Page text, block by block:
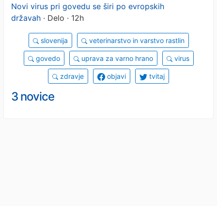
Novi virus pri govedu se širi po evropskih
državah · Delo · 12h
slovenija veterinarstvo in varstvo rastlin
govedo uprava za varno hrano virus
zdravje objavi tvitaj
3 novice